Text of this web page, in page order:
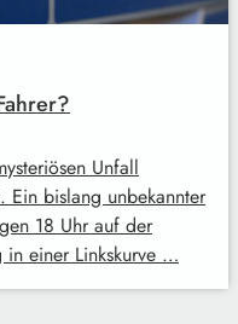
Unfall
Ein bislang unbekannter
18 Uhr auf der
in einer Linkskurve …